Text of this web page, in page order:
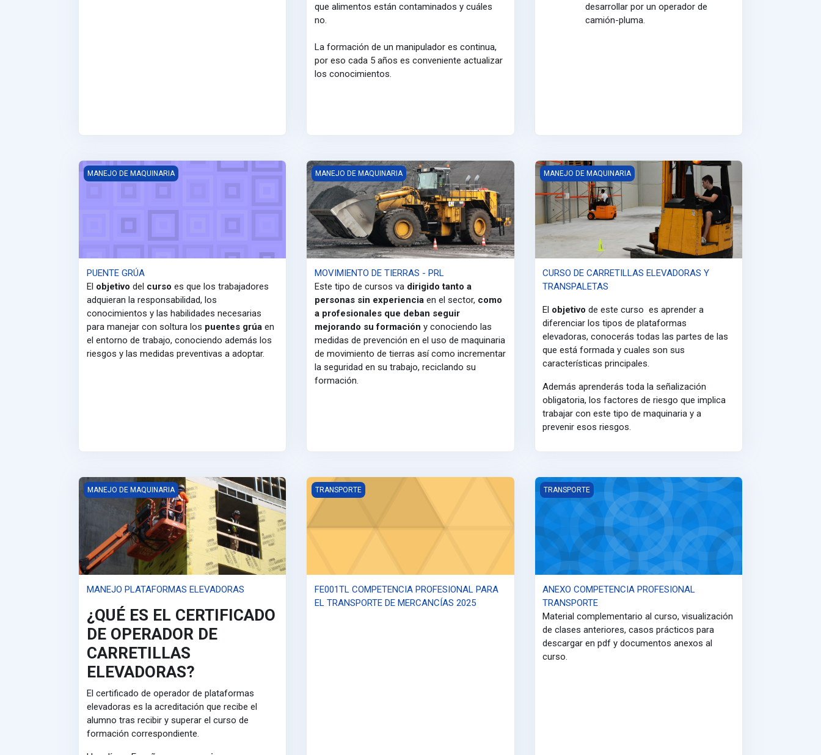
que alimentos están contaminados y cuáles
no.
La formación de un manipulador es continua,
por eso cada 5 años es conveniente actualizar
los conocimientos.
desarrollar por un operador de
camión-pluma.
PUENTE GRÚA
MANEJO DE MAQUINARIA
PUENTE GRÚA
El objetivo del curso es que los trabajadores
adquieran la responsabilidad, los
conocimientos y las habilidades necesarias
para manejar con soltura los puentes grúaen
el entorno de trabajo, conociendo además los
riesgos y las medidas preventivas a adoptar.
MOVIMIENTO DE TIERRAS - PRL
MANEJO DE MAQUINARIA
MOVIMIENTO DE TIERRAS - PRL
Este tipo de cursos va dirigido tanto a
personas sin experiencia en el sector, como
a profesionales que deban seguir
mejorando su formación y conociendo las
medidas de prevención en el uso de maquinaria
de movimiento de tierras así como incrementar
la seguridad en su trabajo, reciclando su
formación.
CURSO DE CARRETILLAS ELEVADORAS Y TRANSPALETAS
MANEJO DE MAQUINARIA
CURSO DE CARRETILLAS ELEVADORAS Y
TRANSPALETAS
El objetivo de este curso es aprender a
diferenciar los tipos de plataformas
elevadoras, conocerás todas las partes de las
que está formada y cuales son sus
características principales.
Además aprenderás toda la señalización
obligatoria, los factores de riesgo que implica
trabajar con este tipo de maquinaria y a
prevenir esos riesgos.
MANEJO PLATAFORMAS ELEVADORAS
MANEJO DE MAQUINARIA
MANEJO PLATAFORMAS ELEVADORAS
¿QUÉ ES EL CERTIFICADO
DE OPERADOR DE
CARRETILLAS
ELEVADORAS?
El certificado de operador de plataformas
elevadoras es la acreditación que recibe el
alumno tras recibir y superar el curso de
formación correspondiente.
FE001TL COMPETENCIA PROFESIONAL PARA EL TRANSPORTE DE MERCANCÍAS 2025
TRANSPORTE
FE001TL COMPETENCIA PROFESIONAL PARA
EL TRANSPORTE DE MERCANCÍAS 2025
ANEXO COMPETENCIA PROFESIONAL TRANSPORTE
TRANSPORTE
ANEXO COMPETENCIA PROFESIONAL
TRANSPORTE
Material complementario al curso, visualización
de clases anteriores, casos prácticos para
descargar en pdf y documentos anexos al
curso.